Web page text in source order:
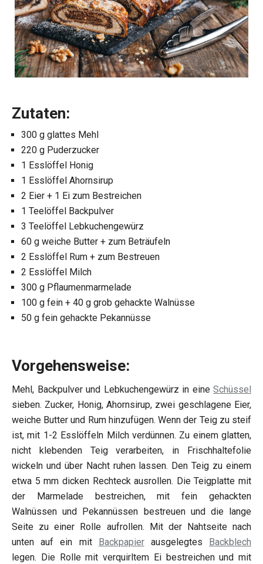
Zutaten:
300 g glattes Mehl
220 g Puderzucker
1 Esslöffel Honig
1 Esslöffel Ahornsirup
2 Eier + 1 Ei zum Bestreichen
1 Teelöffel Backpulver
3 Teelöffel Lebkuchengewürz
60 g weiche Butter + zum Beträufeln
2 Esslöffel Rum + zum Bestreuen
2 Esslöffel Milch
300 g Pflaumenmarmelade
100 g fein + 40 g grob gehackte Walnüsse
50 g fein gehackte Pekannüsse
Vorgehensweise:
Mehl, Backpulver und Lebkuchengewürz in eine Schüssel
sieben. Zucker, Honig, Ahornsirup, zwei geschlagene Eier,
weiche Butter und Rum hinzufügen. Wenn der Teig zu steif
ist, mit 1-2 Esslöffeln Milch verdünnen. Zu einem glatten,
nicht klebenden Teig verarbeiten, in Frischhaltefolie
wickeln und über Nacht ruhen lassen. Den Teig zu einem
etwa 5 mm dicken Rechteck ausrollen. Die Teigplatte mit
der Marmelade bestreichen, mit fein gehackten
Walnüssen und Pekannüssen bestreuen und die lange
Seite zu einer Rolle aufrollen. Mit der Nahtseite nach
unten auf ein mit Backpapierausgelegtes Backblech
legen. Die Rolle mit verquirltem Ei bestreichen und mit